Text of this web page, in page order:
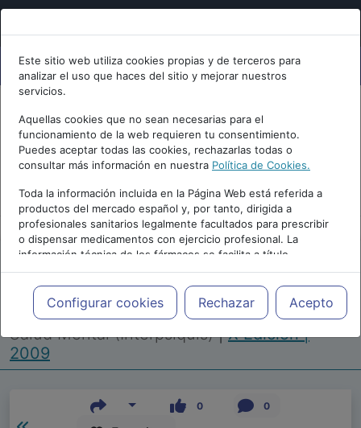
Este sitio web utiliza cookies propias y de terceros para
analizar el uso que haces del sitio y mejorar nuestros
servicios.
Aquellas cookies que no sean necesarias para el
funcionamiento de la web requieren tu consentimiento.
Puedes aceptar todas las cookies, rechazarlas todas o
consultar más información en nuestra Política de Cookies.
Toda la información incluida en la Página Web está referida a
productos del mercado español y, por tanto, dirigida a
profesionales sanitarios legalmente facultados para prescribir
o dispensar medicamentos con ejercicio profesional. La
información técnica de los fármacos se facilita a título
meramente informativo, siendo responsabilidad de los
profesionales facultados prescribir medicamentos y decidir, en
cada caso concreto, el tratamiento más adecuado a las
necesidades del paciente.
Configurar cookies Rechazar Acepto
Repositorio de Artículos |Congreso Virtual
Internacional de Psiquiatría, Psicología y
Salud Mental (Interpsiquis)|X Edición |
2009
0 0